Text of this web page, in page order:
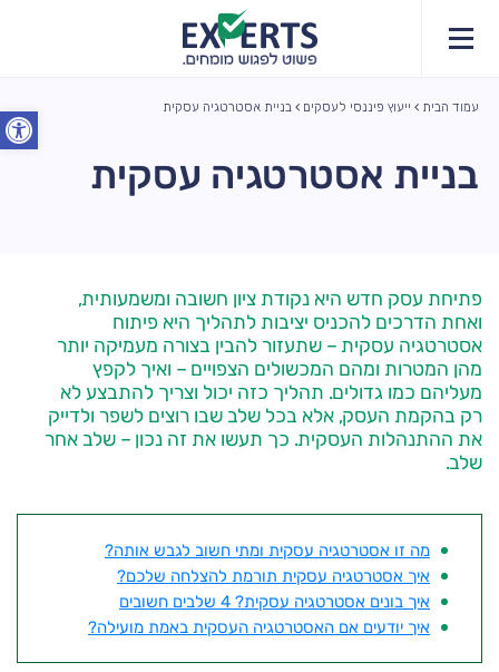
פתח עמוד הבית ייעוץ פיננסי לעסקים בניית אסטרטגיה עסקית
בניית אסטרטגיה עסקית
פתיחת עסק חדש היא נקודת ציון חשובה ומשמעותית,
ואחת הדרכים להכניס יציבות לתהליך היא פיתוח
אסטרטגיה עסקית – שתעזור להבין בצורה מעמיקה יותר
מהן המטרות ומהם המכשולים הצפויים – ואיך לקפץ
מעליהם כמו גדולים. תהליך כזה יכול וצריך להתבצע לא
רק בהקמת העסק, אלא בכל שלב שבו רוצים לשפר ולדייק
את ההתנהלות העסקית. כך תעשו את זה נכון – שלב אחר
שלב.
מה זו אסטרטגיה עסקית ומתי חשוב לגבש אותה?
איך אסטרטגיה עסקית תורמת להצלחה שלכם?
איך בונים אסטרטגיה עסקית? 4 שלבים חשובים
איך יודעים אם האסטרטגיה העסקית באמת מועילה?